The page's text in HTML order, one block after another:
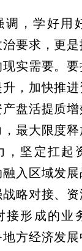
，学好用
要求，更
实需要。要
，加快推进
盘活提质
最大限度
，坚定扛起
入区域发
略对接、
接形成的业
地方经济发